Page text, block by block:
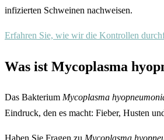
infizierten Schweinen nachweisen.
Erfahren Sie, wie wir die Kontrollen
Was ist Mycoplasma
Das Bakterium Mycoplasma
Eindruck, den es macht: Fieber, Husten